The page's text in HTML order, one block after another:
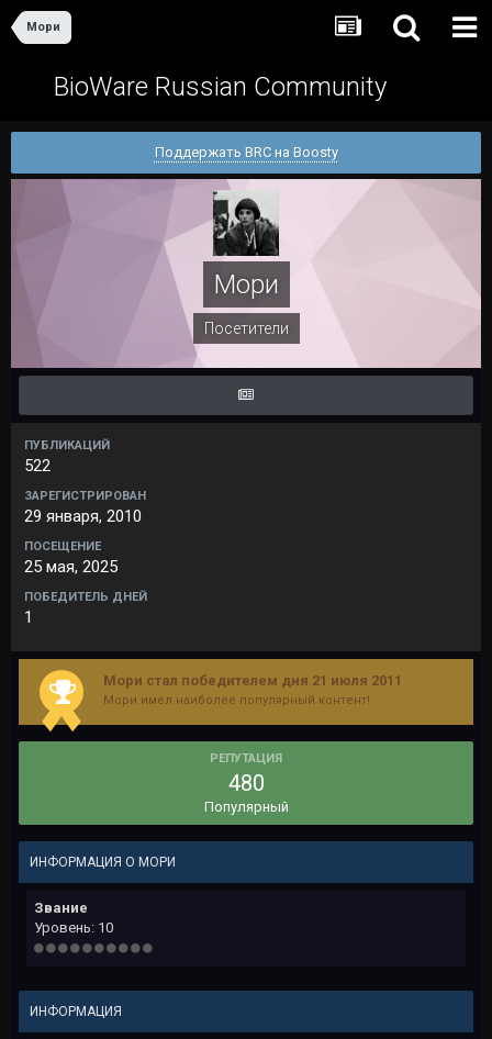
Мори
BioWare Russian Community
Поддержать BRC на Boosty
Мори
Посетители
ПУБЛИКАЦИЙ
522
ЗАРЕГИСТРИРОВАН
29 января, 2010
ПОСЕЩЕНИЕ
25 мая, 2025
ПОБЕДИТЕЛЬ ДНЕЙ
1
Мори стал победителем дня 21 июля 2011
Мори имел наиболее популярный контент!
РЕПУТАЦИЯ
480
Популярный
ИНФОРМАЦИЯ О МОРИ
Звание
Уровень: 10
ИНФОРМАЦИЯ